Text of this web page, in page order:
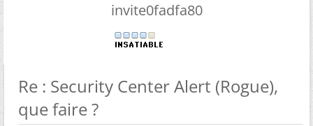
invite0fadfa80
Re : Security Center Alert (Rogue),
que faire ?